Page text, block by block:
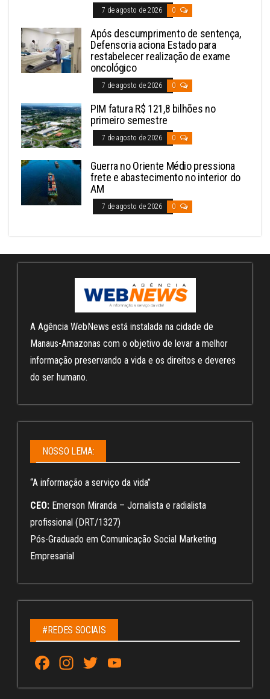
7 de agosto de 2026 0
Após descumprimento de sentença,
Defensoria aciona Estado para
restabelecer realização de exame
oncológico
7 de agosto de 2026 0
PIM fatura R$ 121,8 bilhões no
primeiro semestre
7 de agosto de 2026 0
Guerra no Oriente Médio pressiona
frete e abastecimento no interior do
AM
7 de agosto de 2026 0
A Agência WebNews está instalada na cidade de
Manaus-Amazonas com o objetivo de levar a melhor
informação preservando a vida e os direitos e deveres
do ser humano.
NOSSO LEMA:
“A informação a serviço da vida”
CEO: Emerson Miranda – Jornalista e radialista
profissional (DRT/1327)
Pós-Graduado em Comunicação Social Marketing
Empresarial
#REDES SOCIAIS
Fa
ce
In
st
T
wi u